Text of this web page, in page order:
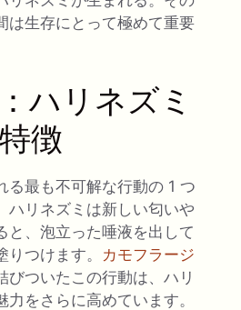
は生存にとって極めて重要
ハリネズミ
徴
る最も不可解な行動の 1 つ
ハリネズミは新しい匂いや
と、泡立った唾液を出して
つけます。
カモフラージ
びついたこの行動は、ハリ
をさらに高めています。